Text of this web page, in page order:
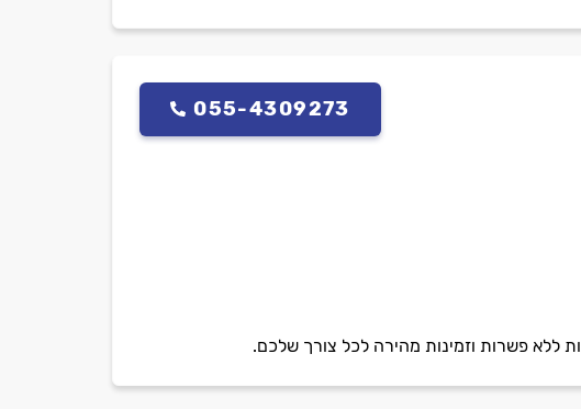
055-4309273
ללא פשרות וזמינות מהירה לכל צורך שלכם.